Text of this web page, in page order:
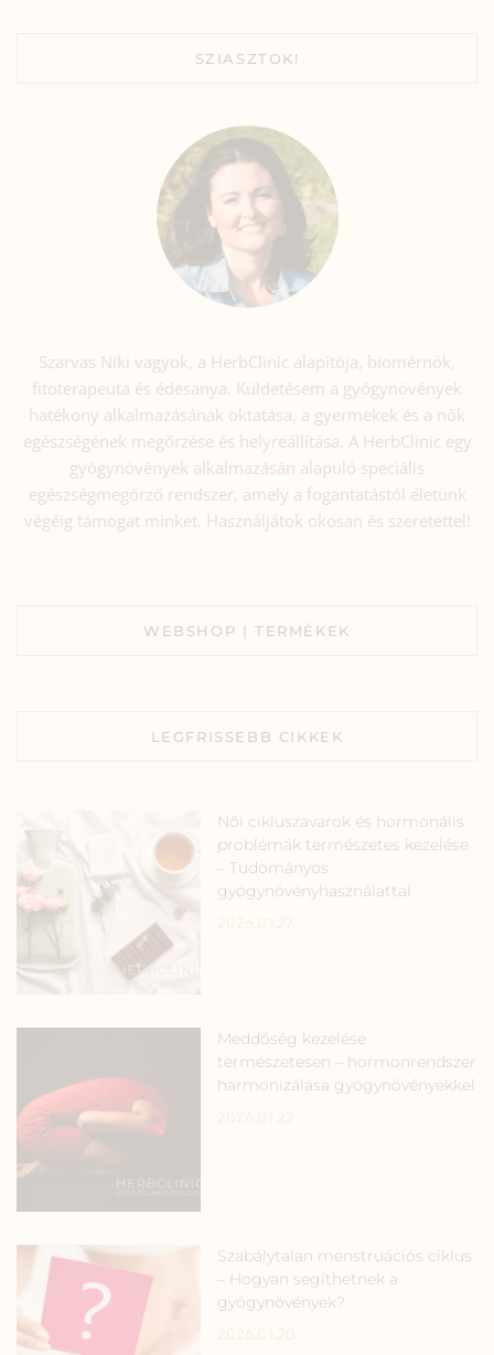
SZIASZTOK!
Szarvas Niki vagyok, a HerbClinic alapítója, biomérnök,
fitoterapeuta és édesanya. Küldetésem a gyógynövények
hatékony alkalmazásának oktatása, a gyermekek és a nők
egészségének megőrzése és helyreállítása. A HerbClinic egy
gyógynövények alkalmazásán alapuló speciális
egészségmegőrző rendszer, amely a fogantatástól életünk
végéig támogat minket. Használjátok okosan és szeretettel!
WEBSHOP | TERMÉKEK
LEGFRISSEBB CIKKEK
Női cikluszavarok és hormonális
problémák természetes kezelése
– Tudományos
gyógynövényhasználattal
Meddőség kezelése
természetesen – hormonrendszer
harmonizálása gyógynövényekkel
Szabálytalan menstruációs ciklus
– Hogyan segíthetnek a
gyógynövények?